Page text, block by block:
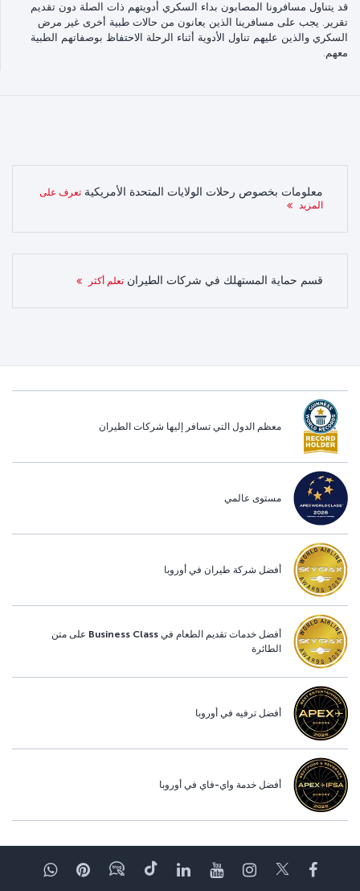
قد يتناول مسافرونا المصابون بداء السكري أدويتهم ذات الصلة دون تقديم
تقرير. يجب على مسافرينا الذين يعانون من حالات طبية أخرى غير مرض
السكري والذين عليهم تناول الأدوية أثناء الرحلة الاحتفاظ بوصفاتهم الطبية
معهم.
معلومات بخصوص رحلات الولايات المتحدة الأمريكية تعرف على
المزيد
قسم حماية المستهلك في شركات الطيران تعلم أكثر
معظم الدول التي تسافر إليها شركات الطيران
مستوى عالمي
أفضل شركة طيران في أوروبا
أفضل خدمات تقديم الطعام في Business Class على متن
الطائرة
أفضل ترفيه في أوروبا
أفضل خدمة واي-فاي في أوروبا
Facebook
Twitter
Instagram
YouTube
LinkedIn
تيك توكBlog
Pinterest